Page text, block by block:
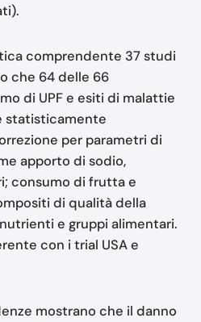
comprendente 37 studi
che 64 delle 66
di UPF e esiti di malattie
statisticamente
per parametri di
apporto di sodio,
consumo di frutta e
di qualità della
e gruppi alimentari.
con i trial USA e
mostrano che il danno